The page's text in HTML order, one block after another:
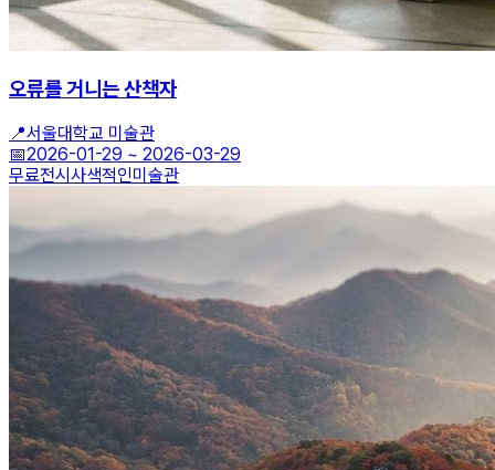
오류를 거니는 산책자
📍서울대학교 미술관
📅2026-01-29 ~ 2026-03-29
무료전시 사색적인미술관